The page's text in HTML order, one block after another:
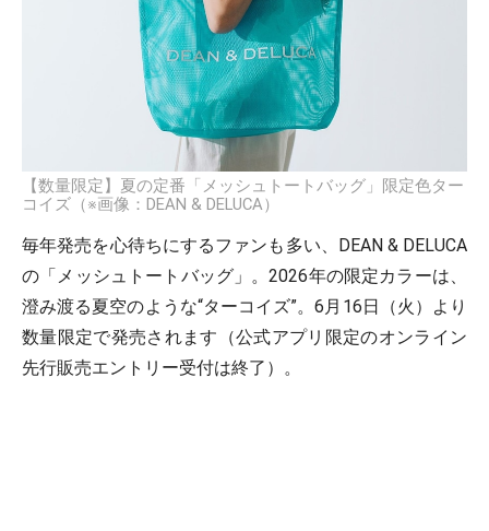
【数量限定】夏の定番「メッシュトートバッグ」限定色ター
コイズ（※画像：DEAN & DELUCA）
毎年発売を心待ちにするファンも多い、DEAN & DELUCA
の「メッシュトートバッグ」。2026年の限定カラーは、
澄み渡る夏空のような“ターコイズ”。6月16日（火）より
数量限定で発売されます（公式アプリ限定のオンライン
先行販売エントリー受付は終了）。